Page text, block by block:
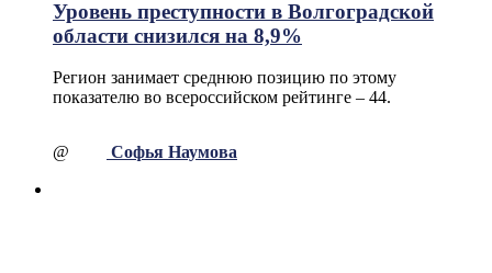
Уровень преступности в Волгоградской
области снизился на 8,9%
Регион занимает среднюю позицию по этому
показателю во всероссийском рейтинге – 44.
@ Софья Наумова